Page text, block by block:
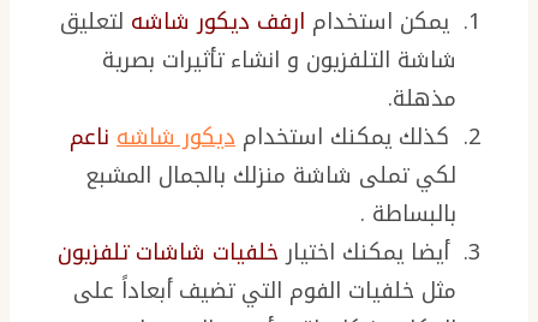
يمكن استخدام ارفف ديكور شاشه لتعليق
شاشة التلفزيون و انشاء تأثيرات بصرية
مذهلة.
كذلك يمكنك استخدام ديكور شاشه ناعم
لكي تملى شاشة منزلك بالجمال المشبع
بالبساطة .
أيضا يمكنك اختيارخلفيات شاشات تلفزيون
مثل خلفيات الفوم التي تضيف أبعاداً على